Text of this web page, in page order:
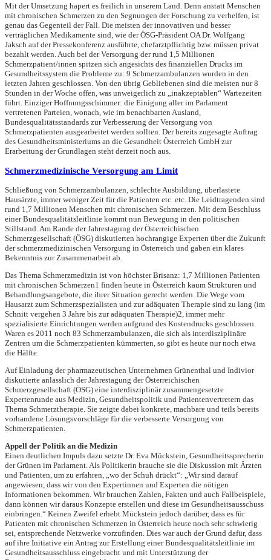
Mit der Umsetzung hapert es freilich in unserem Land. Denn anstatt Menschen
mit chronischen Schmerzen zu den Segnungen der Forschung zu verhelfen, ist
genau das Gegenteil der Fall. Die meisten der innovativen und besser
verträglichen Medikamente sind, wie der ÖSG-Präsident OA Dr. Wolfgang
Jaksch auf der Pressekonferenz ausführte, chefarztpflichtig bzw. müssen privat
bezahlt werden. Auch bei der Versorgung der rund 1,5 Millionen
Schmerzpatient/innen spitzen sich angesichts des finanziellen Drucks im
Gesundheitssystem die Probleme zu: 9 Schmerzambulanzen wurden in den
letzten Jahren geschlossen. Von den übrig Gebliebenen sind die meisten nur 8
Stunden in der Woche offen, was unweigerlich zu „inakzeptablen“ Wartezeiten
führt. Einziger Hoffnungsschimmer: die Einigung aller im Parlament
vertretenen Parteien, wonach, wie im benachbarten Ausland,
Bundesqualitätsstandards zur Verbesserung der Versorgung von
Schmerzpatienten ausgearbeitet werden sollten. Der bereits zugesagte Auftrag
des Gesundheitsministeriums an die Gesundheit Österreich GmbH zur
Erarbeitung der Grundlagen steht derzeit noch aus.
Schmerzmedizinische Versorgung am Limit
Schließung von Schmerzambulanzen, schlechte Ausbildung, überlastete
Hausärzte, immer weniger Zeit für die Patienten etc. etc. Die Leidtragenden sind
rund 1,7 Millionen Menschen mit chronischen Schmerzen. Mit dem Beschluss
einer Bundesqualitätsleitlinie kommt nun Bewegung in den politischen
Stillstand. Am Rande der Jahrestagung der Österreichischen
Schmerzgesellschaft (ÖSG) diskutierten hochrangige Experten über die Zukunft
der schmerzmedizinischen Versorgung in Österreich und gaben ein klares
Bekenntnis zur Zusammenarbeit ab.
Das Thema Schmerzmedizin ist von höchster Brisanz: 1,7 Millionen Patienten
mit chronischen Schmerzen1 finden heute in Österreich kaum Strukturen und
Behandlungsangebote, die ihrer Situation gerecht werden. Die Wege vom
Hausarzt zum Schmerzspezialisten und zur adäquaten Therapie sind zu lang (im
Schnitt vergehen 3 Jahre bis zur adäquaten Therapie)2, immer mehr
spezialisierte Einrichtungen werden aufgrund des Kostendrucks geschlossen.
Waren es 2011 noch 83 Schmerzambulanzen, die sich als interdisziplinäre
Zentren um die Schmerzpatienten kümmerten, so gibt es heute nur noch etwa
die Hälfte.
Auf Einladung der pharmazeutischen Unternehmen Grünenthal und Indivior
diskutierte anlässlich der Jahrestagung der Österreichischen
Schmerzgesellschaft (ÖSG) eine interdisziplinär zusammengesetzte
Expertenrunde aus Medizin, Gesundheitspolitik und Patientenvertretern das
Thema Schmerztherapie. Sie zeigte dabei konkrete, machbare und teils bereits
vorhandene Lösungsvorschläge für die verbesserte Versorgung von
Schmerzpatienten.
Appell der Politik an die Medizin
Einen deutlichen Impuls dazu setzte Dr. Eva Mückstein, Gesundheitssprecherin
der Grünen im Parlament. Als Politikerin brauche sie die Diskussion mit Ärzten
und Patienten, um zu erfahren, „wo der Schuh drückt“: „Wir sind darauf
angewiesen, dass wir von den Expertinnen und Experten die nötigen
Informationen bekommen. Wir brauchen Zahlen, Fakten und auch Fallbeispiele,
dann können wir daraus Konzepte erstellen und diese im Gesundheitsausschuss
einbringen.“ Keinen Zweifel erhebt Mückstein jedoch darüber, dass es für
Patienten mit chronischen Schmerzen in Österreich heute noch sehr schwierig
sei, entsprechende Netzwerke vorzufinden. Dies war auch der Grund dafür, dass
auf ihre Initiative ein Antrag zur Erstellung einer Bundesqualitätsleitlinie im
Gesundheitsausschluss eingebracht und mit Unterstützung der